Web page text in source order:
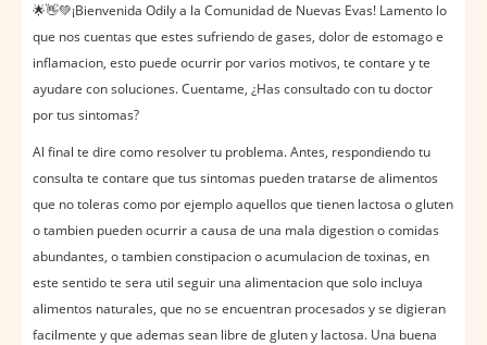
🌟👋💚¡Bienvenida Odily a la Comunidad de Nuevas Evas! Lamento lo
que nos cuentas que estes sufriendo de gases, dolor de estomago e
inflamacion, esto puede ocurrir por varios motivos, te contare y te
ayudare con soluciones. Cuentame, ¿Has consultado con tu doctor
por tus sintomas?
Al final te dire como resolver tu problema. Antes, respondiendo tu
consulta te contare que tus sintomas pueden tratarse de alimentos
que no toleras como por ejemplo aquellos que tienen lactosa o gluten
o tambien pueden ocurrir a causa de una mala digestion o comidas
abundantes, o tambien constipacion o acumulacion de toxinas, en
este sentido te sera util seguir una alimentacion que solo incluya
alimentos naturales, que no se encuentran procesados y se digieran
facilmente y que ademas sean libre de gluten y lactosa. Una buena